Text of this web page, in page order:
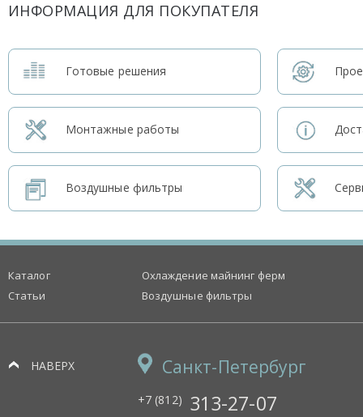
ИНФОРМАЦИЯ ДЛЯ ПОКУПАТЕЛЯ
Готовые решения
Монтажные работы
Воздушные фильтры
Каталог
Статьи
Охлаждение майнинг ферм
Воздушные фильтры
НАВЕРХ Санкт-Петербург
+7 (812) 313-27-07